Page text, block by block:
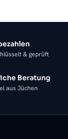
& geprüft
Beratung
aus Jüchen